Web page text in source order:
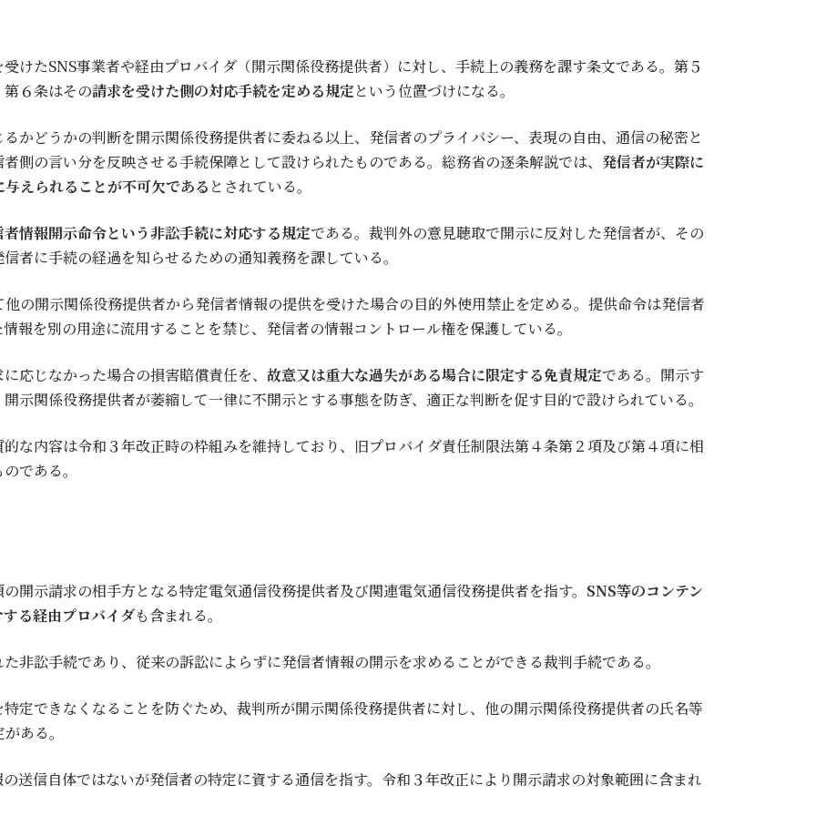
けたSNS事業者や経由プロバイダ（開示関係役務提供者）に対し、手続上の義務を課す条文である。第５
６条はその請求を受けた側の対応手続を定める規定という位置づけになる。
かどうかの判断を開示関係役務提供者に委ねる以上、発信者のプライバシー、表現の自由、通信の秘密と
側の言い分を反映させる手続保障として設けられたものである。総務省の逐条解説では、 発信者が実際に
えられることが不可欠である とされている。
者情報開示命令という非訟手続に対応する規定である。裁判外の意見聴取で開示に反対した発信者が、その
者に手続の経過を知らせるための通知義務を課している。
の開示関係役務提供者から発信者情報の提供を受けた場合の目的外使用禁止を定める。提供命令は発信者
報を別の用途に流用することを禁じ、発信者の情報コントロール権を保護している。
応じなかった場合の損害賠償責任を、 故意又は重大な過失がある場合に限定する免責規定である。開示す
示関係役務提供者が萎縮して一律に不開示とする事態を防ぎ、適正な判断を促す目的で設けられている。
な内容は令和３年改正時の枠組みを維持しており、旧プロバイダ責任制限法第４条第２項及び第４項に相
である。
示請求の相手方となる特定電気通信役務提供者及び関連電気通信役務提供者を指す。 SNS等のコンテン
る経由プロバイダも含まれる。
訟手続であり、従来の訴訟によらずに発信者情報の開示を求めることができる裁判手続である。
できなくなることを防ぐため、裁判所が開示関係役務提供者に対し、他の開示関係役務提供者の氏名等
ある。
信自体ではないが発信者の特定に資する通信を指す。令和３年改正により開示請求の対象範囲に含まれ